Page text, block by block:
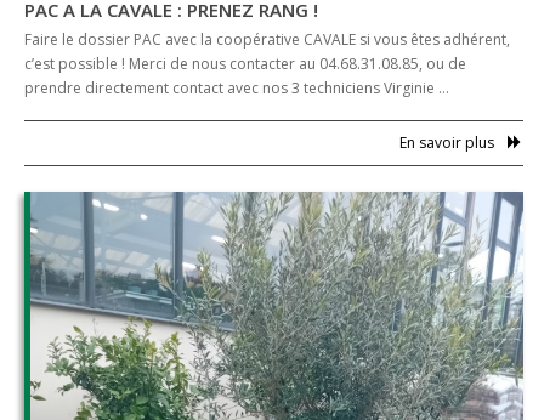
Cavale
Le Onze300
Approvisionnement
Distillerie
PAC A LA CAVALE : PRENEZ RANG !
Faire le dossier PAC avec la coopérative CAVALE si vous êtes adhérent,
c’est possible ! Merci de nous contacter au 04.68.31.08.85, ou de
prendre directement contact avec nos 3 techniciens Virginie …
En savoir plus